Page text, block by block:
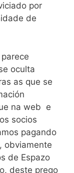
por
de
oculta
as que se
na web e
socios
pagando
obviamente
de Espazo
deste prego